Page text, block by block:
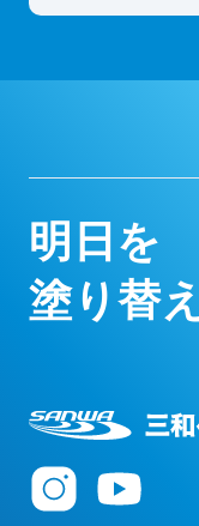
明 日 を
塗り替え